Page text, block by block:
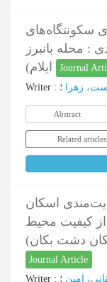
سکونتگاه‌های
: محله بانبرز
Journal
Writer : زهرا ؛
Abstract
Related articles
اسکان
کیفیت محیط
دشت بکان)
Journal Article
Writer : امین ؛